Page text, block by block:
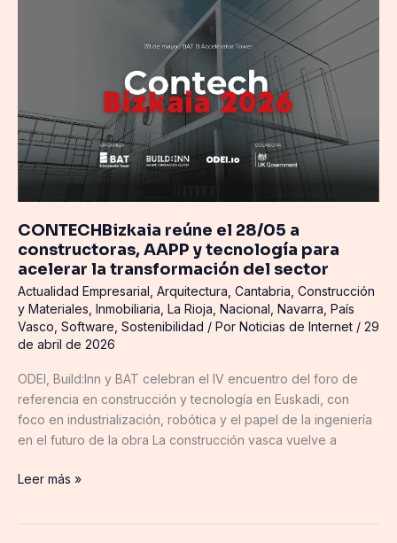
CONTECHBizkaia reúne el 28/05 a
constructoras, AAPP y tecnología para
acelerar la transformación del sector
Actualidad Empresarial Arquitectura Cantabria Construcción
y Materiales Inmobiliaria La Rioja Nacional Navarra País
Vasco Software Sostenibilidad / Por Noticias de Internet / 29
de abril de 2026
ODEI, Build:Inn y BAT celebran el IV encuentro del foro de
referencia en construcción y tecnología en Euskadi, con
foco en industrialización, robótica y el papel de la ingeniería
en el futuro de la obra La construcción vasca vuelve a
constructoras,
AAPP
tecnología
la
transformación
del
sector
Leer más »